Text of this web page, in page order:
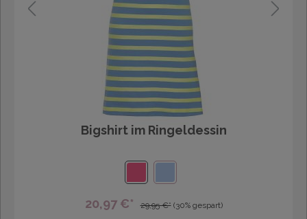
Bigshirt im Ringeldessin
20,97 €* 29,95 €* (30% gespart)